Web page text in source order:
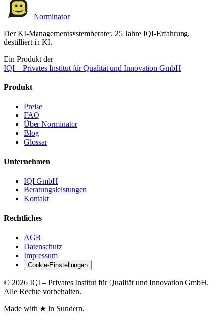
Norminator
Der KI-Managementsystemberater. 25 Jahre IQI-Erfahrung,
destilliert in KI.
Ein Produkt der
IQI – Privates Institut für Qualität und Innovation GmbH
Produkt
Preise
FAQ
Über Norminator
Blog
Glossar
Unternehmen
IQI GmbH
Beratungsleistungen
Kontakt
Rechtliches
AGB
Datenschutz
Impressum
Cookie-Einstellungen
© 2026 IQI – Privates Institut für Qualität und Innovation GmbH.
Alle Rechte vorbehalten.
Made with ★ in Sundern.